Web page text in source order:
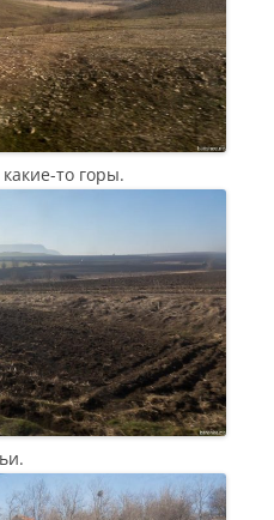
то горы.